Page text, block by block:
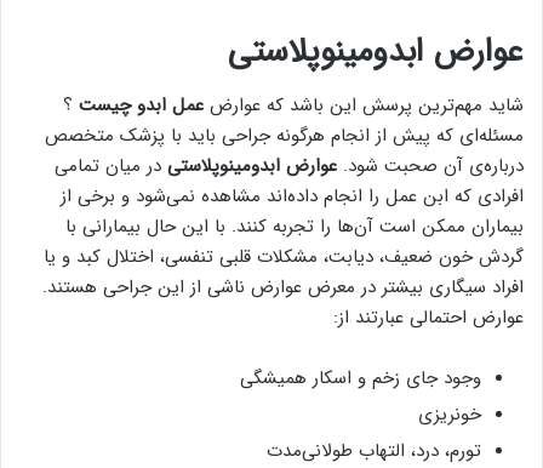
عوارض ابدومینوپلاستی
شاید مهم‌ترین پرسش این باشد که عوارض عمل ابدو چیست ؟
مسئله‌ای که پیش از انجام هرگونه جراحی باید با پزشک متخصص
درباره‌ی آن صحبت شود. عوارض ابدومینوپلاستی در میان تمامی
افرادی که ابن عمل را انجام داده‌اند مشاهده نمی‌شود و برخی از
بیماران ممکن است آن‌ها را تجربه کنند. با این حال بیمارانی با
گردش خون ضعیف، دیابت، مشکلات قلبی تنفسی، اختلال کبد و یا
افراد سیگاری بیشتر در معرض عوارض ناشی از این جراحی هستند.
عوارض احتمالی عبارتند از:
وجود جای زخم و اسکار همیشگی
خونریزی
تورم، درد، التهاب طولانی‌مدت